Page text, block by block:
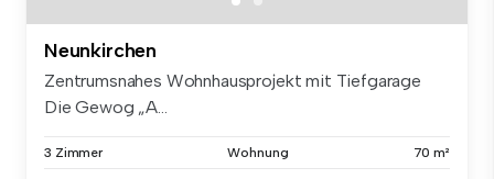
Neunkirchen
Zentrumsnahes Wohnhausprojekt mit Tiefgarage
Die Gewog „A...
3 Zimmer Wohnung 70 m²